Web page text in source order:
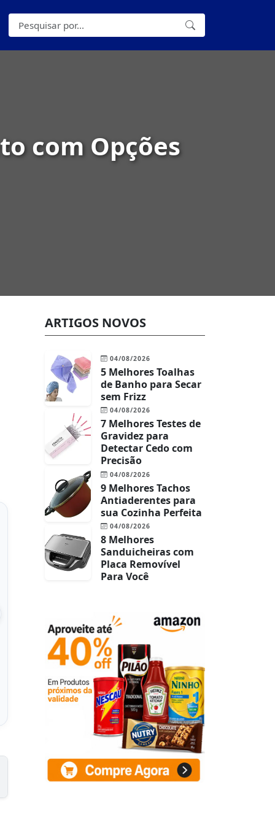
com Opções
Fone de
Gamer,
Falante 5
Fone De Ouvido Com Fio
Tipo C com Microfone
Integrado Áudio Redução
de
Ver na Amazon
ARTIGOS NOVOS
04/08/2026
5 Melhores Toalhas
de Banho para Secar
sem Frizz
04/08/2026
7 Melhores Testes de
Gravidez para
Detectar Cedo com
Precisão
04/08/2026
9 Melhores Tachos
Antiaderentes para
sua Cozinha Perfeita
04/08/2026
8 Melhores
Sanduicheiras com
Placa Removível
Para Você